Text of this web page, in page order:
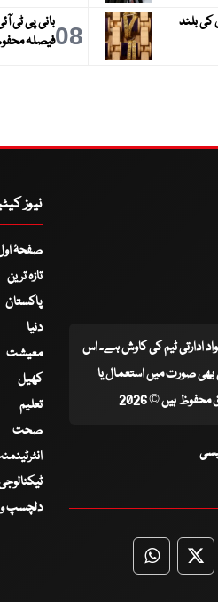
مہنگا ، قیمت 7 ہفتوں کی بلند
08بانی پی ٹی
فیصلہ
ادارتی ٹیم کی کاوش ہے۔ اس
بھی صورت میں استعمال یا
ہیں © 2026
نیوز
صفحۂ
تازہ ترین
پاکستان
دنیا
معیشت
کھیل
تعلیم
صحت
دلچسپ